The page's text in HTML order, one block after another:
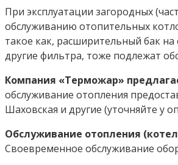
При эксплуатации загородных
обслуживанию отопительных
такое как, расширительный бак
другие фильтра, тоже подлежат
Компания «Терможар»
обслуживание отопления
Шаховская и другие (уточняйте у
Обслуживание отопления
Своевременное обслуживание